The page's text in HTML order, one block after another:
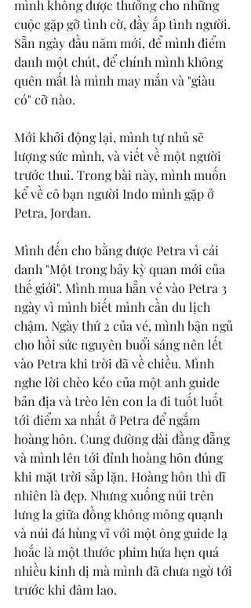
mình không được thưởng cho những
cuộc gặp gỡ tình cờ, đầy ắp tình người.
Sẵn ngày đầu năm mới, để mình điểm
danh một chút, để chính mình không
quên mất là mình may mắn và "giàu
có" cỡ nào.
Mới khởi động lại, mình tự nhủ sẽ
lượng sức mình, và viết về một người
trước thui. Trong bài này, mình muốn
kể về cô bạn người Indo mình gặp ở
Petra, Jordan.
Mình đến cho bằng được Petra vì cái
danh "Một trong bảy kỳ quan mới của
thế giới". Mình mua hẳn vé vào Petra 3
ngày vì mình biết mình cần du lịch
chậm. Ngày thứ 2 của vé, mình bận ngủ
cho hồi sức nguyên buổi sáng nên lết
vào Petra khi trời đã về chiều. Mình
nghe lời chèo kéo của một anh guide
bản địa và trèo lên con la đi tuốt luốt
tới điểm xa nhất ở Petra để ngắm
hoàng hôn. Cung đường dài đằng đẵng
và mình lên tới đỉnh hoàng hôn đúng
khi mặt trời sắp lặn. Hoàng hôn thì dĩ
nhiên là đẹp. Nhưng xuống núi trên
lưng la giữa đồng không mông quạnh
và núi đá hùng vĩ với một ông guide lạ
hoắc là một thước phim hứa hẹn quá
nhiều kinh dị mà mình đã chưa ngờ tới
trước khi đâm lao.